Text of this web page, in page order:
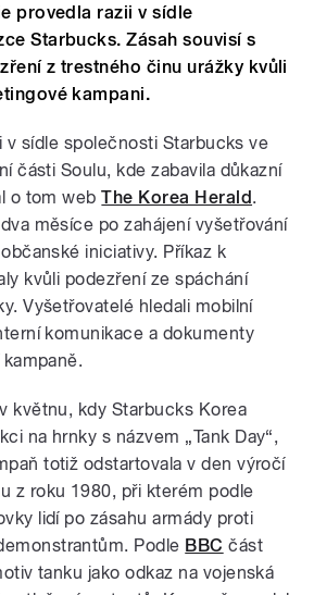
provedla razii v sídle
Starbucks. Zásah souvisí s
z trestného činu urážky kvůli
kampani.
v sídle společnosti Starbucks ve
části Soulu, kde zabavila důkazní
o tom webThe Korea Herald.
měsíce po zahájení vyšetřování
iniciativy. Příkaz k
kvůli podezření ze spáchání
Vyšetřovatelé hledali mobilní
komunikace a dokumenty
květnu, kdy Starbucks Korea
na hrnky s názvem „Tank Day“,
totiž odstartovala v den výročí
z roku 1980, při kterém podle
lidí po zásahu armády proti
Podle BBC část
tanku jako odkaz na vojenská